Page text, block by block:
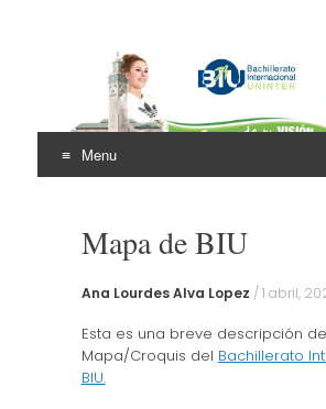
Bachillerato
Internacional
(BIU)
Menu
contentMapa de BIU
Ana Lourdes Alva Lopez /1 abril,
Esta es una breve descripción
Mapa/Croquis del Bachillerato
BIU.